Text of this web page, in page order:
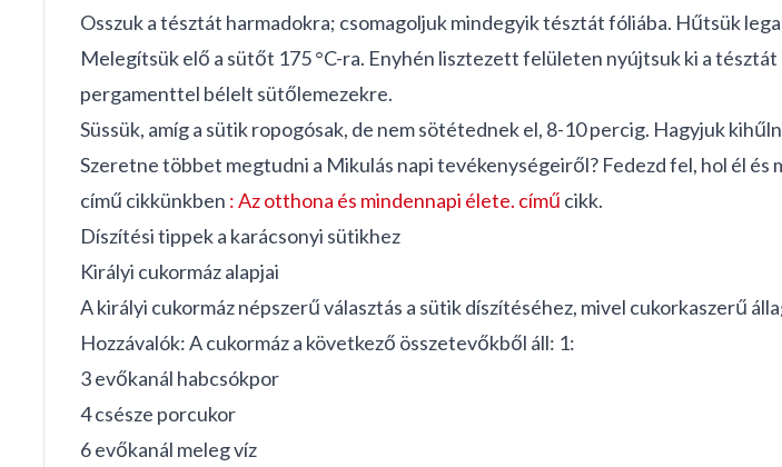
Osszuk a tésztát harmadokra; csomagoljuk mindegyik tésztát fóliába. Hűtsük
Melegítsük elő a sütőt 175 °C-ra. Enyhén lisztezett felületen nyújtsuk ki a
pergamenttel bélelt sütőlemezekre.
Süssük, amíg a sütik ropogósak, de nem sötétednek el, 8-10 percig. Hagyjuk
Szeretne többet megtudni a Mikulás napi tevékenységeiről? Fedezd fel, hol él és
című cikkünkben :Az otthona és mindennapi élete. című cikk.
Díszítési tippek a karácsonyi sütikhez
Királyi cukormáz alapjai
A királyi cukormáz népszerű választás a sütik díszítéséhez, mivel cukorkaszerű
Hozzávalók: A cukormáz a következő összetevőkből áll: 1:
3 evőkanál habcsókpor
4 csésze porcukor
6 evőkanál meleg víz